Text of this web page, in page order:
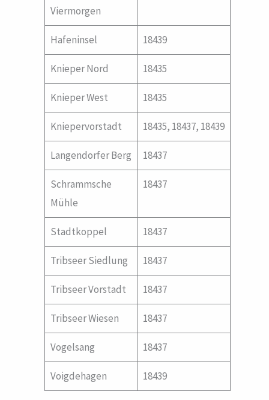
Viermorgen
Hafeninsel 18439
Knieper Nord 18435
Knieper West 18435
Kniepervorstadt 18435, 18437, 18439
Langendorfer Berg 18437
Schrammsche
Mühle
18437
Stadtkoppel 18437
Tribseer Siedlung 18437
Tribseer Vorstadt 18437
Tribseer Wiesen 18437
Vogelsang 18437
Voigdehagen 18439